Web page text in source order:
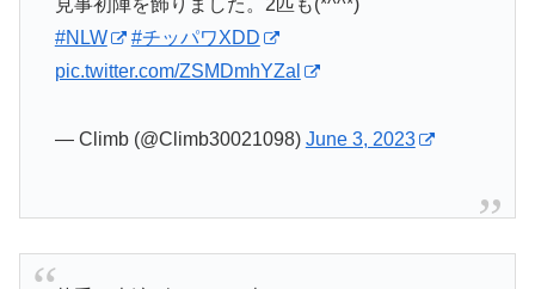
見事初陣を飾りました。2匹も(*^^*)
#NLW
#チッパワXDD
pic.twitter.com/ZSMDmhYZal
— Climb (@Climb30021098) June 3, 2023